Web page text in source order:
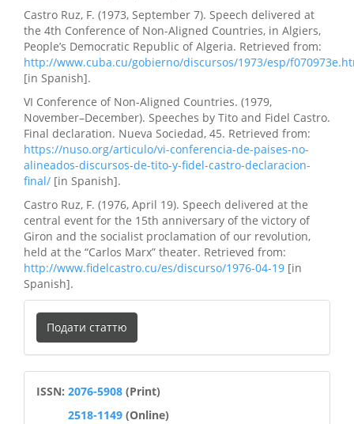
Castro Ruz, F. (1973, September 7). Speech delivered at
the 4th Conference of Non-Aligned Countries, in Algiers,
People’s Democratic Republic of Algeria. Retrieved from:
http://www.cuba.cu/gobierno/discursos/1973/esp/
[in Spanish].
VI Conference of Non-Aligned Countries. (1979,
November–December). Speeches by Tito and Fidel Castro.
Final declaration. Nueva Sociedad, 45. Retrieved from:
https://nuso.org/articulo/vi-conferencia-de-paises-no-
alineados-discursos-de-tito-y-fidel-castro-declaracion-
final/ [in Spanish].
Castro Ruz, F. (1976, April 19). Speech delivered at the
central event for the 15th anniversary of the victory of
Girоn and the socialist proclamation of our revolution,
held at the “Carlos Marx” theater. Retrieved from:
http://www.fidelcastro.cu/es/discurso/1976-04-19 [in
Spanish].
Подати
статтю
Подати статтю
ISSN
ISSN: 2076-5908 (Print)
2518-1149 (Online)